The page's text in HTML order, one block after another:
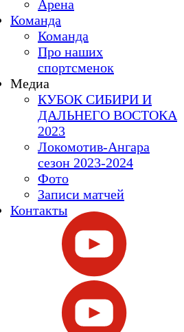
Арена
Команда
Команда
Про наших
спортсменок
Медиа
КУБОК СИБИРИ И
ДАЛЬНЕГО ВОСТОКА
2023
Локомотив-Ангара
сезон 2023-2024
Фото
Записи матчей
Контакты